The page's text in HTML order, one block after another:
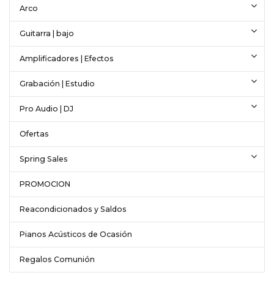
Arco
Guitarra | bajo
Amplificadores | Efectos
Grabación | Estudio
Pro Audio | DJ
Ofertas
Spring Sales
PROMOCION
Reacondicionados y Saldos
Pianos Acústicos de Ocasión
Regalos Comunión